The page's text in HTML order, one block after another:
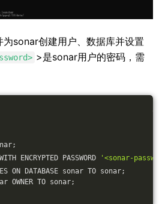
sonar创建用户、数据库并设置
>是sonar用户的密码，需
ENCRYPTED PASSWORD
'<sonar-
ON DATABASE sonar TO sonar;
OWNER TO sonar;